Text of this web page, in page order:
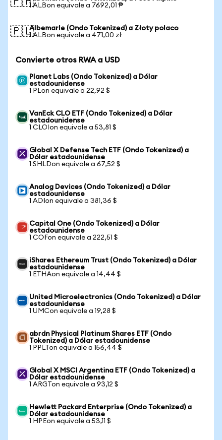
1 ALBon equivale a 7692,01 ₱
🇵🇱Albemarle (Ondo Tokenized) a Złoty polaco
1 ALBon equivale a 471,00 zł
Convierte otros RWA a USD
Planet Labs (Ondo Tokenized) a Dólar
estadounidense
1 PLon equivale a 22,92 $
VanEck CLO ETF (Ondo Tokenized) a Dólar
estadounidense
1 CLOIon equivale a 53,81 $
Global X Defense Tech ETF (Ondo Tokenized) a
Dólar estadounidense
1 SHLDon equivale a 67,52 $
Analog Devices (Ondo Tokenized) a Dólar
estadounidense
1 ADIon equivale a 381,36 $
Capital One (Ondo Tokenized) a Dólar
estadounidense
1 COFon equivale a 222,51 $
iShares Ethereum Trust (Ondo Tokenized) a Dólar
estadounidense
1 ETHAon equivale a 14,44 $
United Microelectronics (Ondo Tokenized) a Dólar
estadounidense
1 UMCon equivale a 19,28 $
abrdn Physical Platinum Shares ETF (Ondo
Tokenized) a Dólar estadounidense
1 PPLTon equivale a 156,44 $
Global X MSCI Argentina ETF (Ondo Tokenized) a
Dólar estadounidense
1 ARGTon equivale a 93,12 $
Hewlett Packard Enterprise (Ondo Tokenized) a
Dólar estadounidense
1 HPEon equivale a 53,11 $